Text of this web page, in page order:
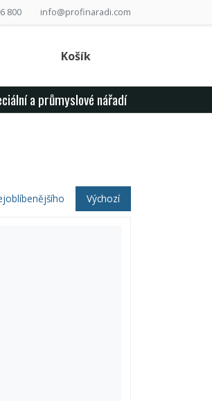
800 info@profinaradi.com
Košík
a průmyslové nářadí
Výchozí